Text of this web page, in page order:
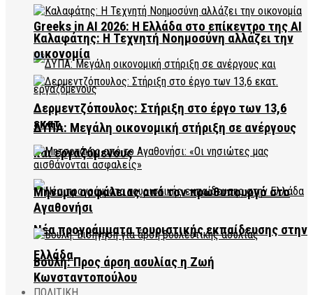
Greeks in AI 2026: Η Ελλάδα στο επίκεντρο της AI
ΔΥΠΑ: Μεγάλη οικονομική στήριξη σε ανέργους
και εργαζόμενους
Νέα προγράμματα τουριστικής εκπαίδευσης στην
Ελλάδα
Καλαφάτης: Η Τεχνητή Νοημοσύνη αλλάζει την
οικονομία
Δερμεντζόπουλος: Στήριξη στο έργο των 13,6
εκατ.
Μήνυμα ασφάλειας από τον πρωθυπουργό στο
Αγαθονήσι
Βουλή: Προς άρση ασυλίας η Ζωή
Κωνσταντοπούλου